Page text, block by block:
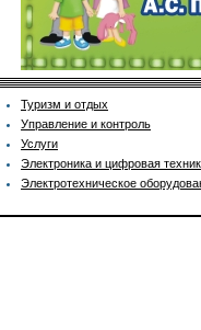
Туризм и отдых
Управление и контроль
Услуги
Электроника и цифровая
Электротехническое